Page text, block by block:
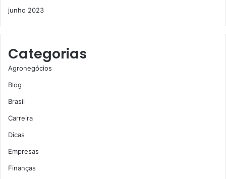
junho 2023
Categorias
Agronegócios
Blog
Brasil
Carreira
Dicas
Empresas
Finanças